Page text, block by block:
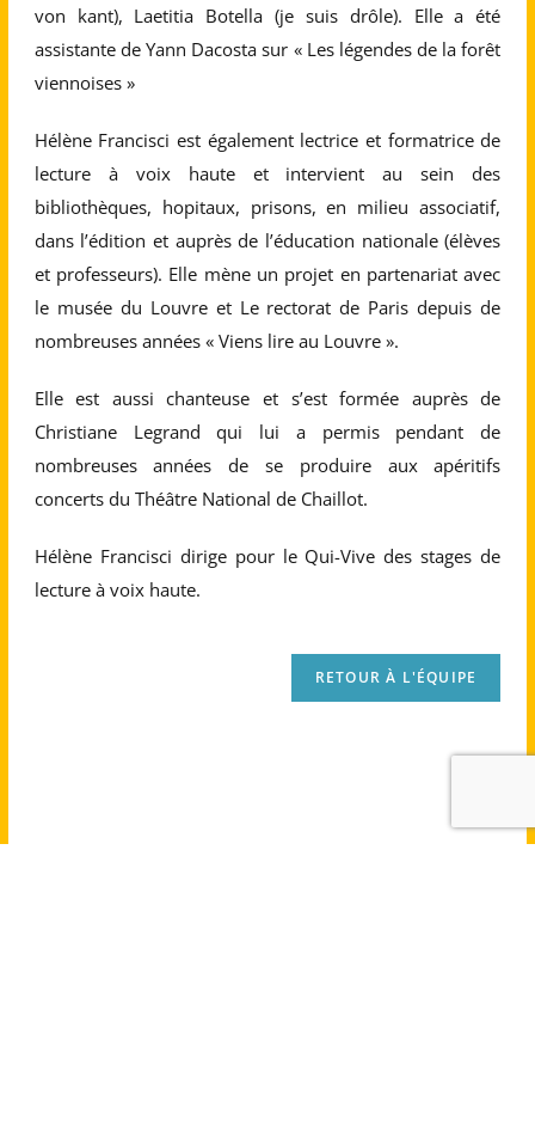
von kant), Laetitia Botella (je suis drôle). Elle a été
assistante de Yann Dacosta sur « Les légendes de la forêt
viennoises »
Hélène Francisci est également lectrice et formatrice de
lecture à voix haute et intervient au sein des
bibliothèques, hopitaux, prisons, en milieu associatif,
dans l’édition et auprès de l’éducation nationale (élèves
et professeurs). Elle mène un projet en partenariat avec
le musée du Louvre et Le rectorat de Paris depuis de
nombreuses années « Viens lire au Louvre ».
Elle est aussi chanteuse et s’est formée auprès de
Christiane Legrand qui lui a permis pendant de
nombreuses années de se produire aux apéritifs
concerts du Théâtre National de Chaillot.
Hélène Francisci dirige pour le Qui-Vive des stages de
lecture à voix haute.
RETOUR À L'ÉQUIPE